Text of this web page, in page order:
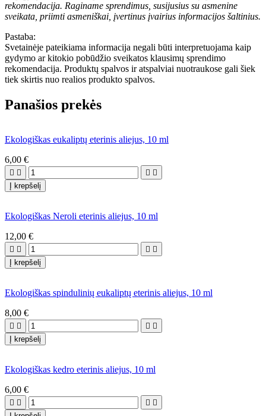
rekomendacija. Raginame sprendimus, susijusius su asmenine
sveikata, priimti asmeniškai, įvertinus įvairius informacijos šaltinius.
Pastaba:
Svetainėje pateikiama informacija negali būti interpretuojama kaip
gydymo ar kitokio pobūdžio sveikatos klausimų sprendimo
rekomendacija. Produktų spalvos ir atspalviai nuotraukose gali šiek
tiek skirtis nuo realios produkto spalvos.
Panašios prekės
Ekologiškas eukaliptų eterinis aliejus, 10 ml
6,00 €
   
Į krepšelį
Ekologiškas Neroli eterinis aliejus, 10 ml
12,00 €
   
Į krepšelį
Ekologiškas spindulinių eukaliptų eterinis aliejus, 10 ml
8,00 €
   
Į krepšelį
Ekologiškas kedro eterinis aliejus, 10 ml
6,00 €
   